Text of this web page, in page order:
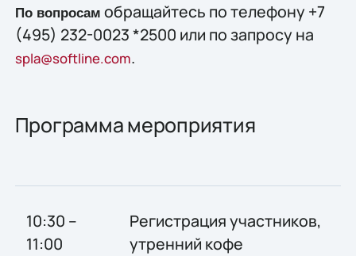
По вопросам обращайтесь по телефону +7
(495) 232-0023 *2500 или по запросу на
spla@softline.com.
Программа мероприятия
10:30 –
11:00
Регистрация участников,
утренний кофе